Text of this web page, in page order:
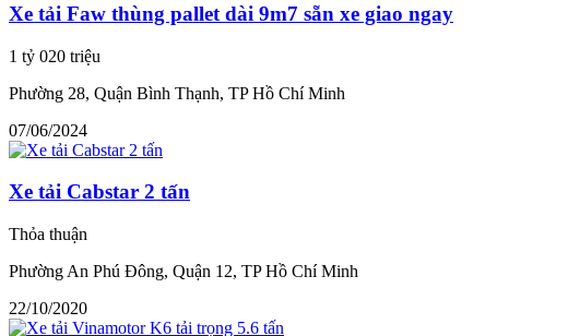
Xe tải Faw thùng pallet dài 9m7 sẵn xe giao ngay
1 tỷ 020 triệu
Phường 28, Quận Bình Thạnh, TP Hồ Chí Minh
07/06/2024
Xe tải Cabstar 2 tấn
Thỏa thuận
Phường An Phú Đông, Quận 12, TP Hồ Chí Minh
22/10/2020